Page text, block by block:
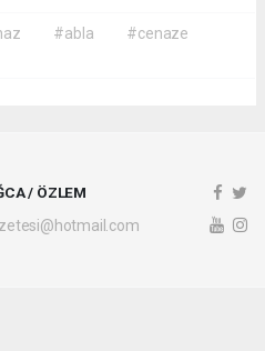
#abla
#cenaze
/ ÖZLEM